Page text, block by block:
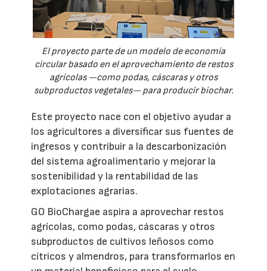
El proyecto parte de un modelo de economía
circular basado en el aprovechamiento de restos
agrícolas —como podas, cáscaras y otros
subproductos vegetales— para producir biochar.
Este proyecto nace con el objetivo ayudar a
los agricultores a diversificar sus fuentes de
ingresos y contribuir a la descarbonización
del sistema agroalimentario y mejorar la
sostenibilidad y la rentabilidad de las
explotaciones agrarias.
GO BioChargae aspira a aprovechar restos
agrícolas, como podas, cáscaras y otros
subproductos de cultivos leñosos como
cítricos y almendros, para transformarlos en